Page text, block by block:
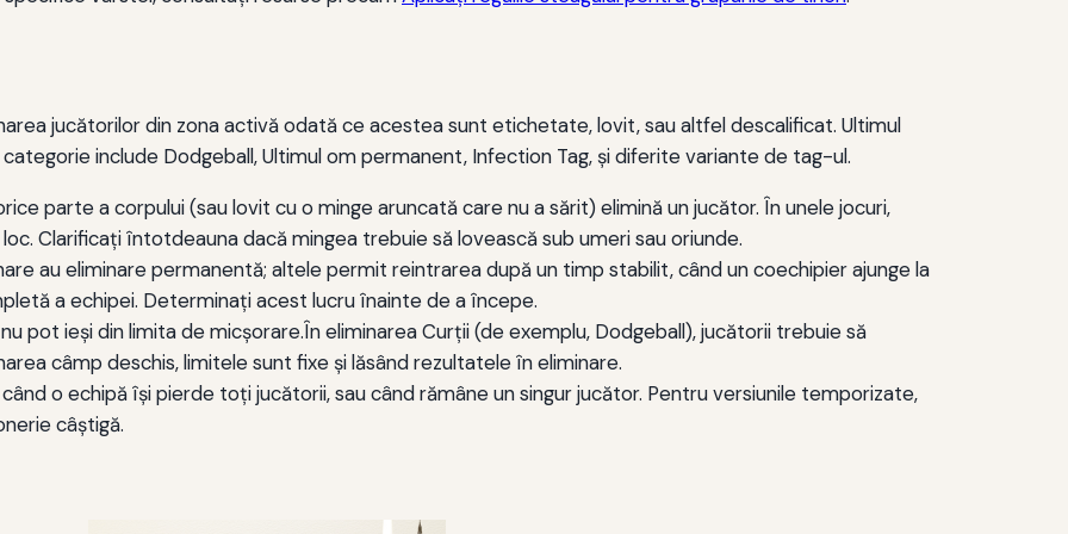
jucătorilor din zona activă odată ce acestea sunt etichetate, lovit, sau altfel descalificat. Ultimul
include Dodgeball, Ultimul om permanent, Infection Tag, şi diferite variante de tag-ul.
parte a corpului (sau lovit cu o minge aruncată care nu a sărit) elimină un jucător. În unele jocuri,
Clarificați întotdeauna dacă mingea trebuie să lovească sub umeri sau oriunde.
au eliminare permanentă; altele permit reintrarea după un timp stabilit, când un coechipier ajunge la
a echipei. Determinați acest lucru înainte de a începe.
pot ieși din limita de micşorare.În eliminarea Curții (de exemplu, Dodgeball), jucătorii trebuie să
câmp deschis, limitele sunt fixe și lăsând rezultatele în eliminare.
o echipă își pierde toți jucătorii, sau când rămâne un singur jucător. Pentru versiunile temporizate,
câștigă.